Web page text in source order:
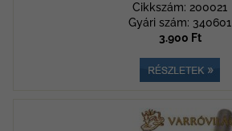
Cikkszám: 200021
Gyári szám: 340601
3.900 Ft